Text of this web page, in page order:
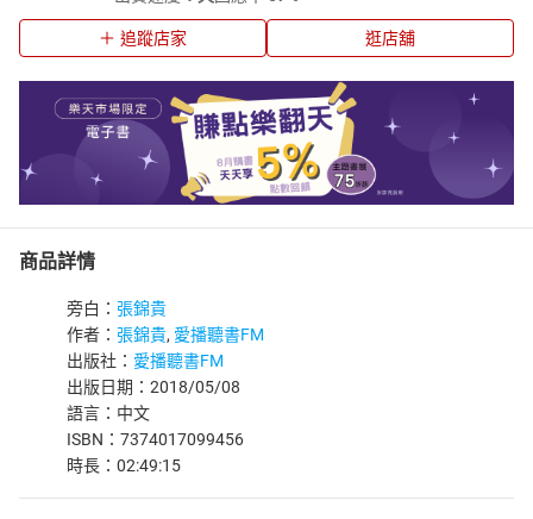
追蹤店家 逛店舖
商品詳情
旁白： 張錦貴
作者： 張錦貴, 愛播聽書FM
出版社： 愛播聽書FM
出版日期：2018/05/08
語言：中文
ISBN：7374017099456
時長：02:49:15